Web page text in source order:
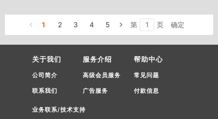
1 2 3 4 5 第 页 确定
关于我们
公司简介
联系我们
服务介绍
高级会员服务
广告服务
帮助中心
常见问题
付款信息
业务联系/技术支持